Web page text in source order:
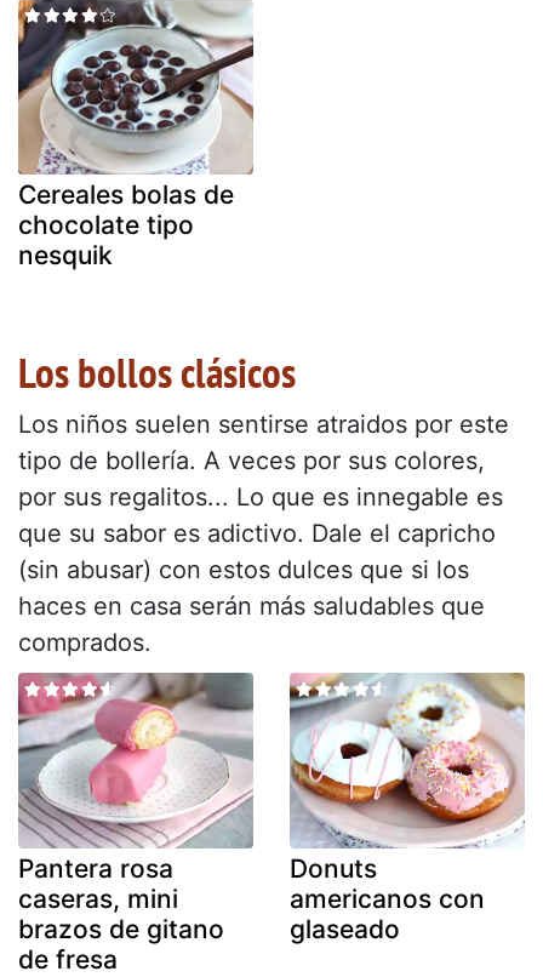
Cereales bolas de
chocolate tipo
nesquik
Los bollos clásicos
Los niños suelen sentirse atraidos por este
tipo de bollería. A veces por sus colores,
por sus regalitos... Lo que es innegable es
que su sabor es adictivo. Dale el capricho
(sin abusar) con estos dulces que si los
haces en casa serán más saludables que
comprados.
Pantera rosa
caseras, mini
brazos de gitano
de fresa
Donuts
americanos con
glaseado